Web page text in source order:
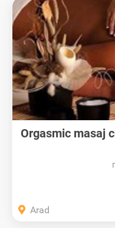
Orgasmic masaj
Arad